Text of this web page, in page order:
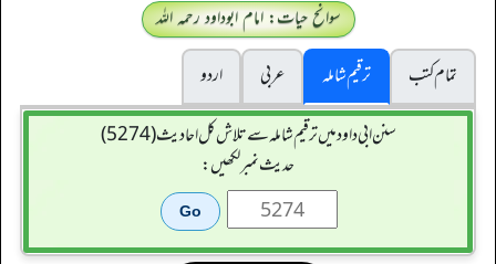
سوانح حیات: امام ابوداود رحمہ اللہ
تمام کتب
ترقیم شاملہ عربی
اردو
سنن ابي داود میں ترقیم شاملہ سے تلاش کل احادیث (5274)
حدیث نمبر لکھیں: